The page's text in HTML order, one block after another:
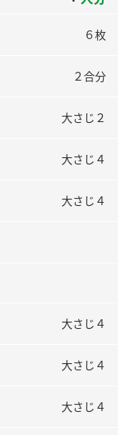
６枚
２合分
大さじ２
大さじ４
大さじ４
大さじ４
大さじ４
大さじ４